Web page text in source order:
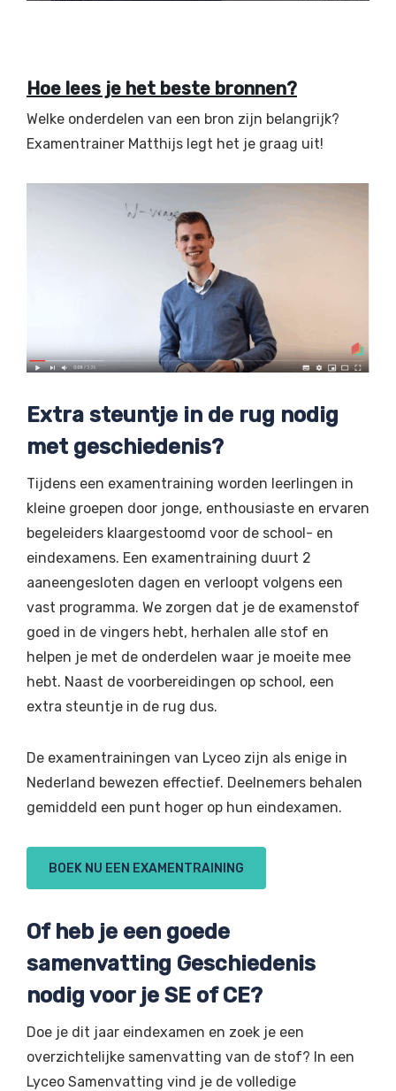
Hoe lees je het beste bronnen?
Welke onderdelen van een bron zijn belangrijk?
Examentrainer Matthijs legt het je graag uit!
Extra steuntje in de rug nodig
met geschiedenis?
Tijdens een examentraining worden leerlingen in
kleine groepen door jonge, enthousiaste en ervaren
begeleiders klaargestoomd voor de school- en
eindexamens. Een examentraining duurt 2
aaneengesloten dagen en verloopt volgens een
vast programma. We zorgen dat je de examenstof
goed in de vingers hebt, herhalen alle stof en
helpen je met de onderdelen waar je moeite mee
hebt. Naast de voorbereidingen op school, een
extra steuntje in de rug dus.
De examentrainingen van Lyceo zijn als enige in
Nederland bewezen effectief. Deelnemers behalen
gemiddeld een punt hoger op hun eindexamen.
BOEK NU EEN EXAMENTRAINING
Of heb je een goede
samenvatting Geschiedenis
nodig voor je SE of CE?
Doe je dit jaar eindexamen en zoek je een
overzichtelijke samenvatting van de stof? In een
Lyceo Samenvatting vind je de volledige